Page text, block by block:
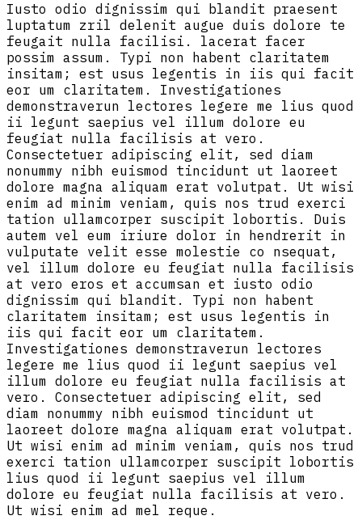
Iusto odio dignissim qui blandit praesent
luptatum zril delenit augue duis dolore te
feugait nulla facilisi. lacerat facer
possim assum. Typi non habent claritatem
insitam; est usus legentis in iis qui facit
eor um claritatem. Investigationes
demonstraverun lectores legere me lius quod
ii legunt saepius vel illum dolore eu
feugiat nulla facilisis at vero.
Consectetuer adipiscing elit, sed diam
nonummy nibh euismod tincidunt ut laoreet
dolore magna aliquam erat volutpat. Ut wisi
enim ad minim veniam, quis nos trud exerci
tation ullamcorper suscipit lobortis. Duis
autem vel eum iriure dolor in hendrerit in
vulputate velit esse molestie co nsequat,
vel illum dolore eu feugiat nulla facilisis
at vero eros et accumsan et iusto odio
dignissim qui blandit. Typi non habent
claritatem insitam; est usus legentis in
iis qui facit eor um claritatem.
Investigationes demonstraverun lectores
legere me lius quod ii legunt saepius vel
illum dolore eu feugiat nulla facilisis at
vero. Consectetuer adipiscing elit, sed
diam nonummy nibh euismod tincidunt ut
laoreet dolore magna aliquam erat volutpat.
Ut wisi enim ad minim veniam, quis nos trud
exerci tation ullamcorper suscipit lobortis
lius quod ii legunt saepius vel illum
dolore eu feugiat nulla facilisis at vero.
Ut wisi enim ad mel reque.